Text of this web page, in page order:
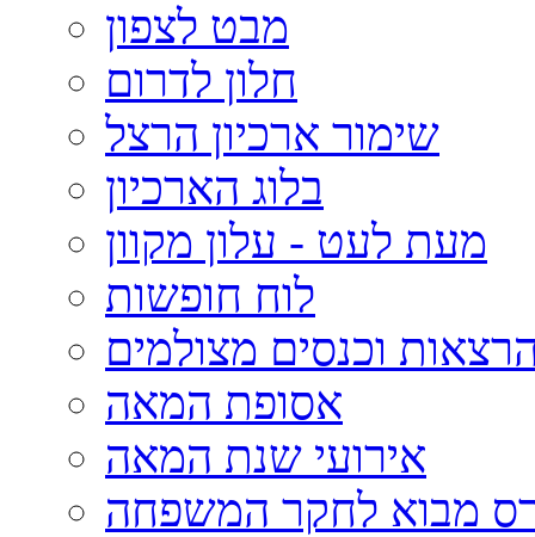
מבט לצפון
חלון לדרום
שימור ארכיון הרצל
בלוג הארכיון
מעת לעט - עלון מקוון
לוח חופשות
וכנסים מצולמים
אסופת המאה
אירועי שנת המאה
מבוא לחקר המשפחה